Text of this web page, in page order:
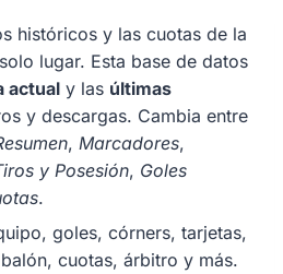
históricos y las cuotas de la
lugar. Esta base de datos
actual y las últimas
y descargas. Cambia entre
, Marcadores,
y Posesión, Goles
.
goles, córners, tarjetas,
cuotas, árbitro y más.